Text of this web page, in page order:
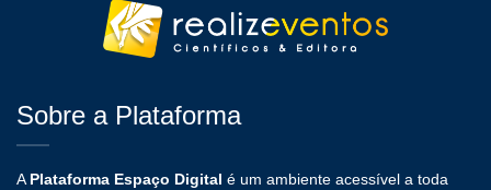
Sobre a Plataforma
APlataforma Espaço Digital é um ambiente acessível a toda